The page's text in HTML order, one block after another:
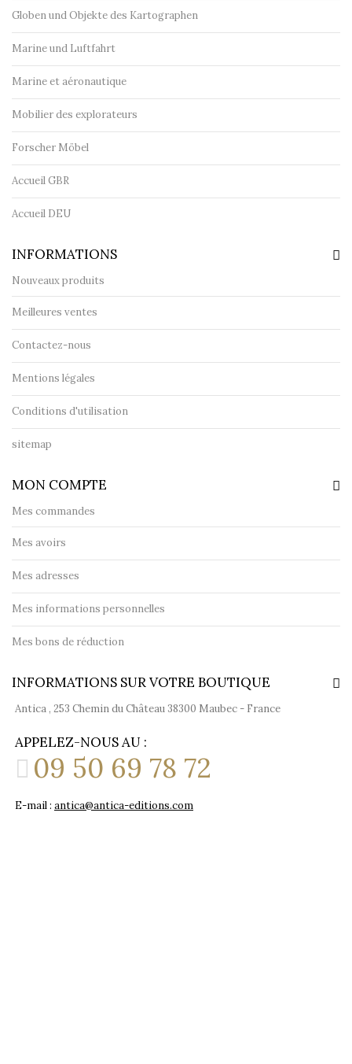
Globen und Objekte des Kartographen
Marine und Luftfahrt
Marine et aéronautique
Mobilier des explorateurs
Forscher Möbel
Accueil GBR
Accueil DEU
INFORMATIONS
Nouveaux produits
Meilleures ventes
Contactez-nous
Mentions légales
Conditions d'utilisation
sitemap
MON COMPTE
Mes commandes
Mes avoirs
Mes adresses
Mes informations personnelles
Mes bons de réduction
INFORMATIONS SUR VOTRE BOUTIQUE
Antica , 253 Chemin du Château 38300 Maubec - France
APPELEZ-NOUS AU :
09 50 69 78 72
E-mail : antica@antica-editions.com